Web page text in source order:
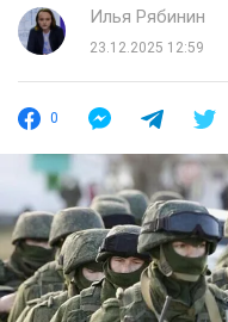
Илья Рябинин
23.12.2025 12:59
0